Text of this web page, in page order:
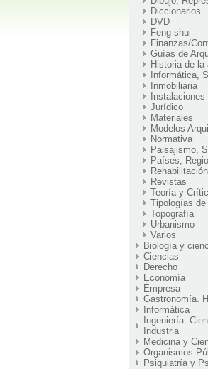
Diccionarios
DVD
Feng shui
Finanzas/
Guías de
Historia de la
Informática,
Inmobiliaria
Instalaciones
Jurídico
Materiales
Modelos
Normativa
Paisajismo,
Países,
Revistas
Teoría y
Tipologías
Topografía
Urbanismo
Varios
Biología y
Ciencias
Derecho
Economía
Empresa
Gastronomía.
Informática
Ingeniería.
Industria
Medicina y
Organismos
Psiquiatría y